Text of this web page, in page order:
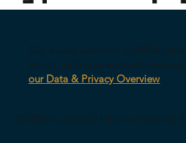
သည့်
Our survey platform is AWS-
transit, with anonymized response
our Data & Privacy Overview
© 2026 CultureID | Home Referral